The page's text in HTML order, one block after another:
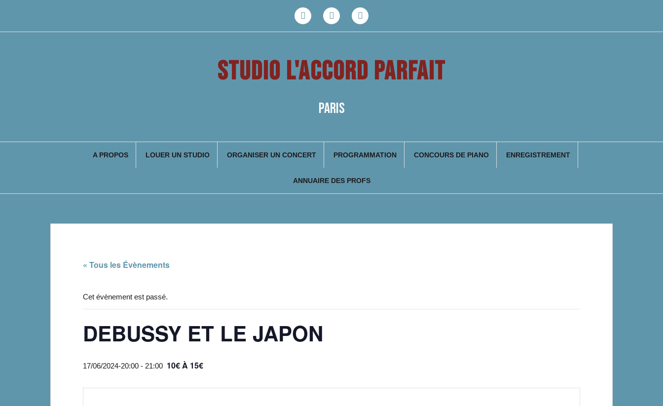
STUDIO L'ACCORD PARFAIT
PARIS
A PROPOS LOUER UN STUDIO ORGANISER UN CONCERT PROGRAMMATION CONCOURS DE PIANO ENREGISTREMENT
ANNUAIRE DES PROFS
« Tous les Évènements
Cet évènement est passé.
DEBUSSY ET LE JAPON
17/06/2024-20:00 - 21:00 10€ À 15€